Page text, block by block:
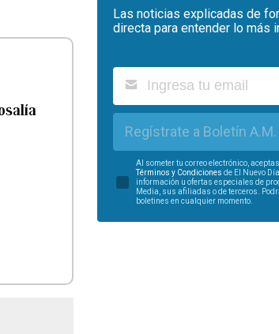
Las noticias explicadas de
directa para entender lo más
Regístrate a Boletín A.M.
Al someter tu correo electrónico,
Términos y Condiciones de El Nuevo
información u ofertas especiales de
Media, sus afiliadas o de terceros.
boletines en cualquier momento.